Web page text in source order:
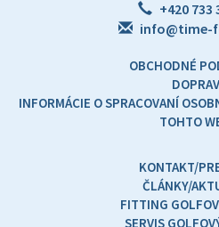
+420 733
info@time-
OBCHODNÉ
INFORMÁCIE O SPRACOVANÍ
TOHTO
KONTAKT/
ČLÁNKY/
FITTING
SERVIS